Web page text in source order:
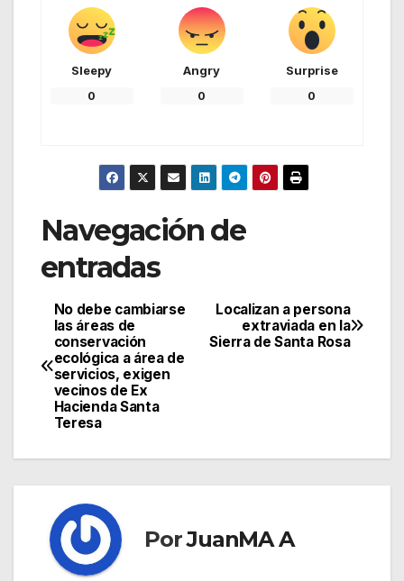
Sleepy
0
Angry
0
Surprise
0
Navegación de
entradas
Localizan a persona
extraviada en la
Sierra de Santa Rosa
No debe cambiarse
las áreas de
conservación
ecológica a área de
servicios, exigen
vecinos de Ex
Hacienda Santa
Teresa
PorJuanMA A